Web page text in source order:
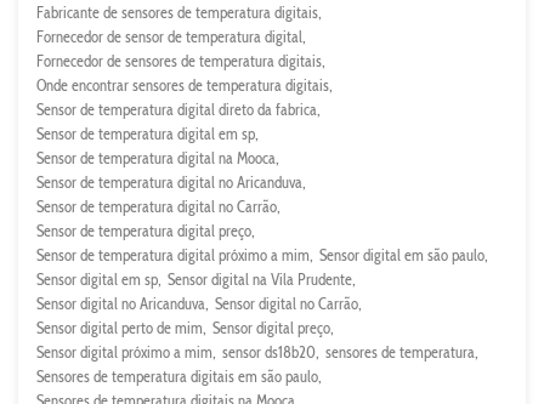
Fabricante de sensores de temperatura digitais
Fornecedor de sensor de temperatura digital
Fornecedor de sensores de temperatura digitais
Onde encontrar sensores de temperatura digitais
Sensor de temperatura digital direto da fabrica
Sensor de temperatura digital em sp
Sensor de temperatura digital na Mooca
Sensor de temperatura digital no Aricanduva
Sensor de temperatura digital no Carrão
Sensor de temperatura digital preço
Sensor de temperatura digital próximo a mim Sensor digital em são paulo
Sensor digital em sp Sensor digital na Vila Prudente
Sensor digital no Aricanduva Sensor digital no Carrão
Sensor digital perto de mim Sensor digital preço
Sensor digital próximo a mim sensor ds18b20 sensores de temperatura
Sensores de temperatura digitais em são paulo